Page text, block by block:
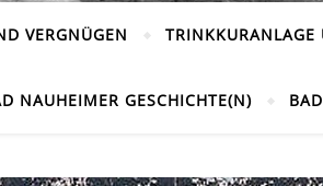
VERGNÜGEN
NAUHEIMER GESCHICHTE(N)